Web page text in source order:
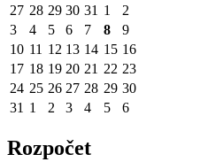
27 28 29 30 31 1
2
3
4 5 6 7 8
9
10 11 12 13 14 15 16
17 18 19 20 21 22 23
24 25 26 27 28 29 30
31 1 2 3 4 5 6
Rozpočet